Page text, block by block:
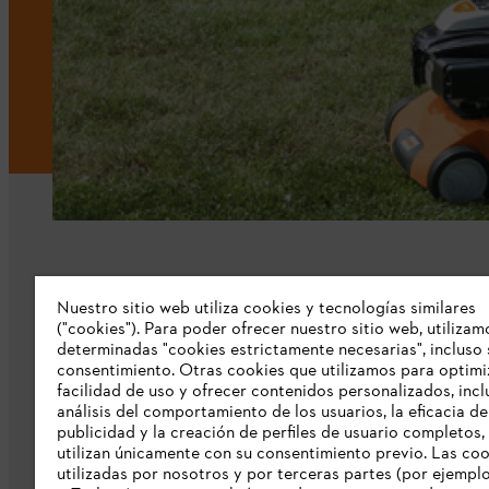
Nuestra empresa
Sobre nosostros
Prensa
Catálogo STIHL
Nuestro sitio web utiliza cookies y tecnologías similares
("cookies"). Para poder ofrecer nuestro sitio web,
determinadas "cookies estrictamente necesarias", incluso
consentimiento. Otras cookies que utilizamos para
facilidad de uso y ofrecer contenidos personalizados,
análisis del comportamiento de los usuarios, la eficacia
publicidad y la creación de perfiles de usuario completos,
utilizan únicamente con su consentimiento previo. Las
utilizadas por nosotros y por terceras partes (por